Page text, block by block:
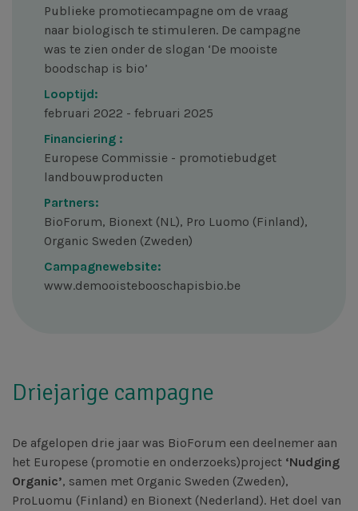
Publieke promotiecampagne om de vraag
naar biologisch te stimuleren. De campagne
was te zien onder de slogan ‘De mooiste
boodschap is bio’
Looptijd:
februari 2022 - februari 2025
Financiering :
Europese Commissie - promotiebudget
landbouwproducten
Partners:
BioForum, Bionext (NL), Pro Luomo (Finland),
Organic Sweden (Zweden)
Campagnewebsite:
www.demooistebooschapisbio.be
Driejarige campagne
De afgelopen drie jaar was BioForum een deelnemer aan
het Europese (promotie en onderzoeks)project ‘Nudging
Organic’, samen met Organic Sweden (Zweden),
ProLuomu (Finland) en Bionext (Nederland). Het doel van